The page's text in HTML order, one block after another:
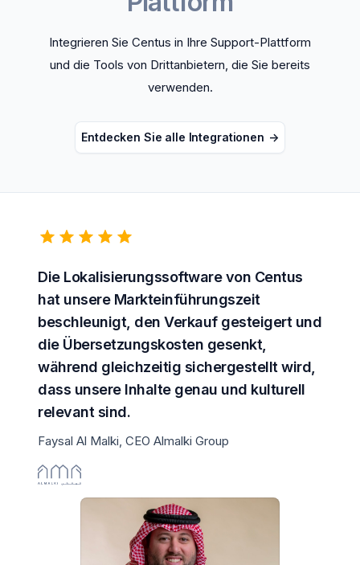
Integrieren Sie Centus in Ihre Support-Plattform
und die Tools von Drittanbietern, die Sie bereits
verwenden.
Entdecken Sie alle Integrationen ->
Die Lokalisierungssoftwarevon Centus
hat unsere Markteinführungszeit
beschleunigt, den Verkauf gesteigert und
die Übersetzungskosten gesenkt,
während gleichzeitig sichergestellt wird,
dass unsere Inhalte genau und kulturell
relevant sind.
Faysal Al Malki, CEO Almalki Group